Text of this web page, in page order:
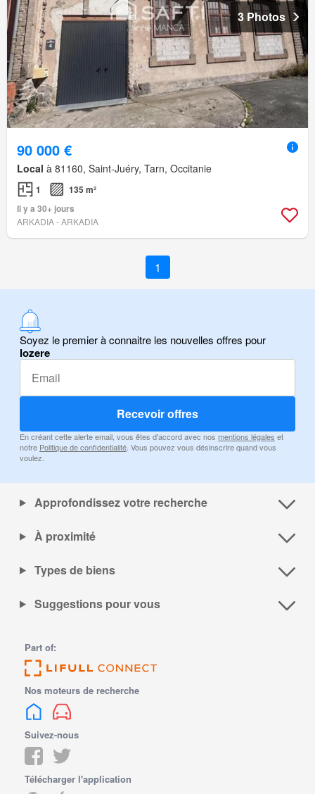
3 Photos
90 000 €
Local à 81160, Saint-Juéry, Tarn, Occitanie
1
135 m²
Il y a 30+ jours
ARKADIA - ARKADIA
1
Soyez le premier à connaitre les nouvelles offres pour
lozere
Recevoir offres
En créant cette alerte email, vous êtes d'accord avec nos mentions légales et
notre Politique de confidentialité . Vous pouvez vous désinscrire quand vous
voulez.
Approfondissez votre recherche
À proximité
Types de biens
Suggestions pour vous
Part of:
Nos moteurs de recherche
Suivez-nous
Télécharger l'application